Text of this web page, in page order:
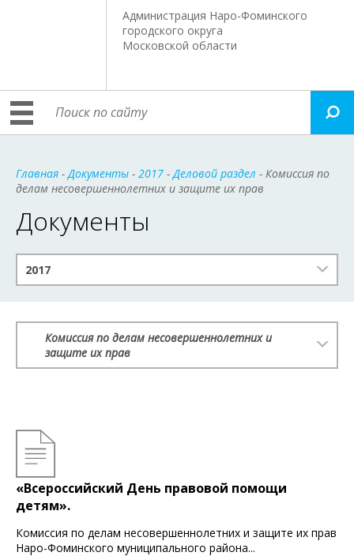
Администрация Наро-Фоминского
городского округа
Московской области
Главная -Документы - 2017 -Деловой раздел - Комиссия по
делам несовершеннолетних и защите их прав
Документы
2017
Комиссия по делам несовершеннолетних и
защите их прав
«Всероссийский День правовой помощи
детям».
Комиссия по делам несовершеннолетних и защите их прав
Наро-Фоминского муниципального района...